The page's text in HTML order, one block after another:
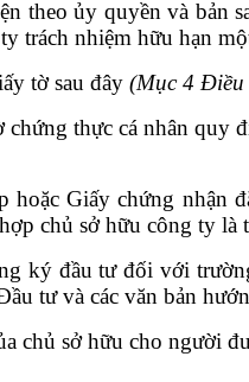
theo ủy quyền và bản
trách nhiệm hữu hạn
tờ sau đây (Mục 4 Điều
chứng thực cá nhân
hoặc Giấy chứng nhận
ợp chủ sở hữu công ty là
ký đầu tư đối với
tư và các văn bản
chủ sở hữu cho người